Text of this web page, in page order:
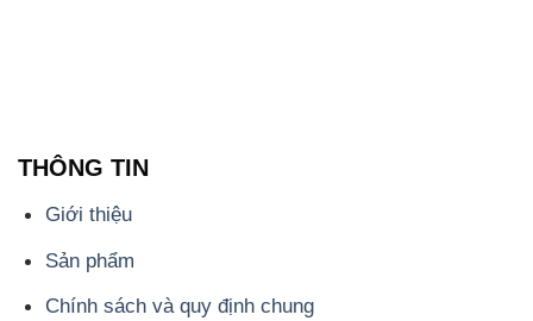
Chính sách và quy định chung
Tin tức
Liên hệ